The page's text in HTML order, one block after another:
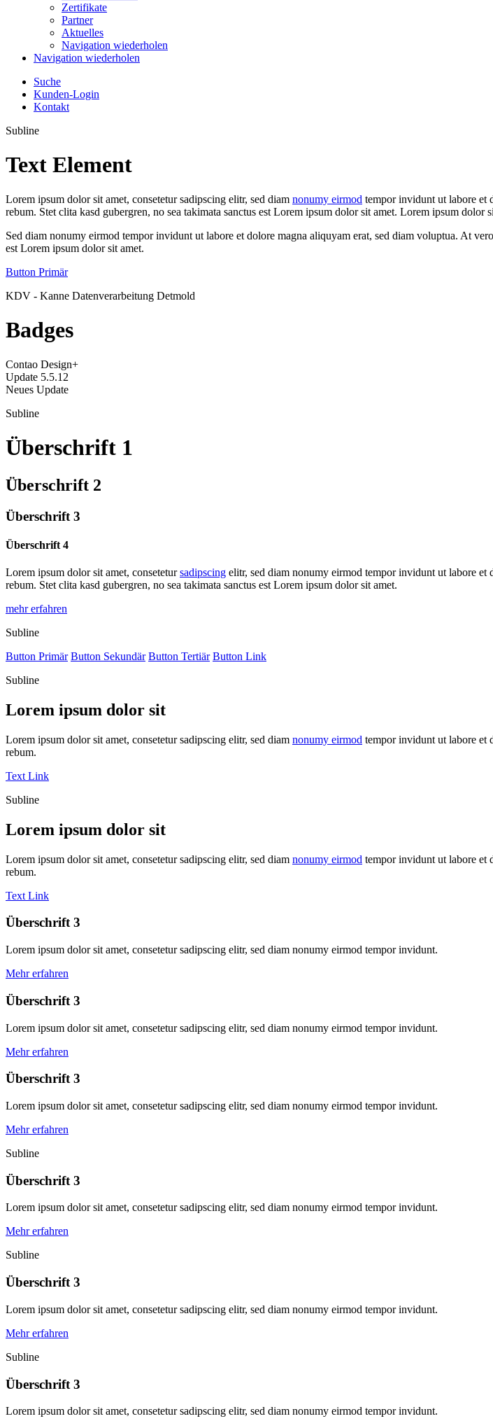
Zertifikate
Partner
Aktuelles
Navigation wiederholen
Navigation wiederholen
Suche
Kunden-Login
Kontakt
Subline
Text Element
Lorem ipsum dolor sit amet, consetetur sadipscing elitr, sed diam nonumy eirmod tempor invidunt ut labore et
rebum. Stet clita kasd gubergren, no sea takimata sanctus est Lorem ipsum dolor sit amet. Lorem ipsum dolor
Sed diam nonumy eirmod tempor invidunt ut labore et dolore magna aliquyam erat, sed diam voluptua. At
est Lorem ipsum dolor sit amet.
Button Primär
KDV - Kanne Datenverarbeitung Detmold
Badges
Contao Design+
Update 5.5.12
Neues Update
Subline
Überschrift 1
Überschrift 2
Überschrift 3
Überschrift 4
Lorem ipsum dolor sit amet, consetetursadipscing elitr, sed diam nonumy eirmod tempor invidunt ut labore et
rebum. Stet clita kasd gubergren, no sea takimata sanctus est Lorem ipsum dolor sit amet.
mehr erfahren
Subline
Button Primär Button Sekundär Button Tertiär Button Link
Subline
Lorem ipsum dolor sit
Lorem ipsum dolor sit amet, consetetur sadipscing elitr, sed diam nonumy eirmod tempor invidunt ut labore et
rebum.
Text Link
Subline
Lorem ipsum dolor sit
Lorem ipsum dolor sit amet, consetetur sadipscing elitr, sed diam nonumy eirmod tempor invidunt ut labore et
rebum.
Text Link
Überschrift 3
Lorem ipsum dolor sit amet, consetetur sadipscing elitr, sed diam nonumy eirmod tempor invidunt.
Mehr erfahren
Überschrift 3
Lorem ipsum dolor sit amet, consetetur sadipscing elitr, sed diam nonumy eirmod tempor invidunt.
Mehr erfahren
Überschrift 3
Lorem ipsum dolor sit amet, consetetur sadipscing elitr, sed diam nonumy eirmod tempor invidunt.
Mehr erfahren
Subline
Überschrift 3
Lorem ipsum dolor sit amet, consetetur sadipscing elitr, sed diam nonumy eirmod tempor invidunt.
Mehr erfahren
Subline
Überschrift 3
Lorem ipsum dolor sit amet, consetetur sadipscing elitr, sed diam nonumy eirmod tempor invidunt.
Mehr erfahren
Subline
Überschrift 3
Lorem ipsum dolor sit amet, consetetur sadipscing elitr, sed diam nonumy eirmod tempor invidunt.